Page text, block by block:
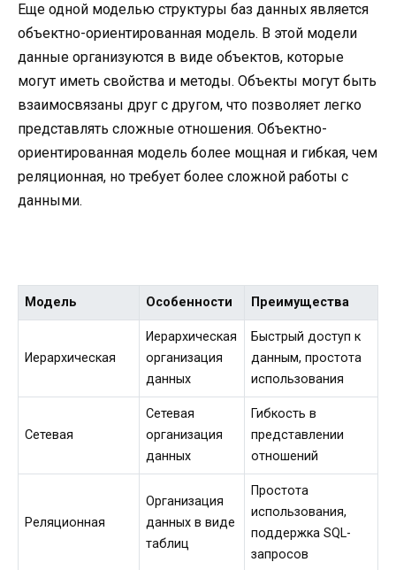
Еще одной моделью структуры баз данных является
объектно-ориентированная модель. В этой модели
данные организуются в виде объектов, которые
могут иметь свойства и методы. Объекты могут быть
взаимосвязаны друг с другом, что позволяет легко
представлять сложные отношения. Объектно-
ориентированная модель более мощная и гибкая, чем
реляционная, но требует более сложной работы с
данными.
Модель Особенности Преимущества
Иерархическая
Иерархическая
организация
данных
Быстрый доступ к
данным, простота
использования
Сетевая
Сетевая
организация
данных
Гибкость в
представлении
отношений
Реляционная
Организация
данных в виде
таблиц
Простота
использования,
поддержка SQL-
запросов